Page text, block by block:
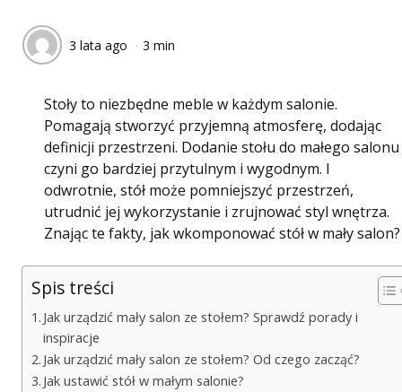
3 lata ago 3 min
Stoły to niezbędne meble w każdym salonie.
Pomagają stworzyć przyjemną atmosferę, dodając
definicji przestrzeni. Dodanie stołu do małego salonu
czyni go bardziej przytulnym i wygodnym. I
odwrotnie, stół może pomniejszyć przestrzeń,
utrudnić jej wykorzystanie i zrujnować styl wnętrza.
Znając te fakty, jak wkomponować stół w mały salon?
Spis treści
Jak urządzić mały salon ze stołem? Sprawdź porady i
inspiracje
Jak urządzić mały salon ze stołem? Od czego zacząć?
Jak ustawić stół w małym salonie?